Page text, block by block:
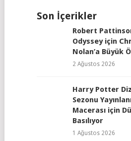
Son İçerikler
Robert
Odyssey için
Nolan’a Büyük
2 Ağustos 2026
Harry Potter
Sezonu
Macerası için
Basılıyor
1 Ağustos 2026